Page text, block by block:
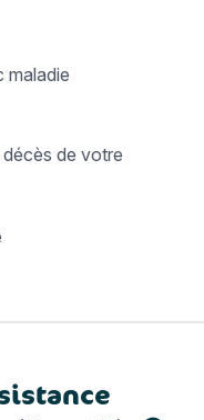
maladie
de votre